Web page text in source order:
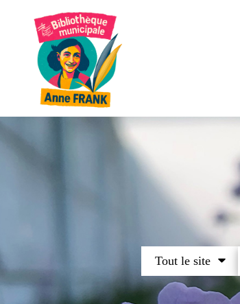
contenu
principal
Tout le site